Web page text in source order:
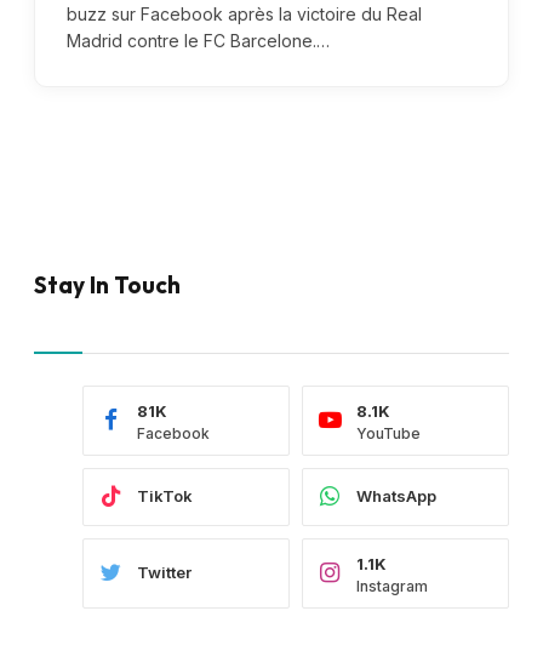
buzz sur Facebook après la victoire du Real
Madrid contre le FC Barcelone.…
Stay In Touch
Facebook
81K
YouTube
8.1K
TikTok WhatsApp
Twitter
Instagram
1.1K